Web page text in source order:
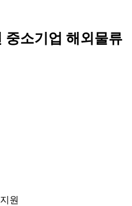
중소기업 해외물류
원